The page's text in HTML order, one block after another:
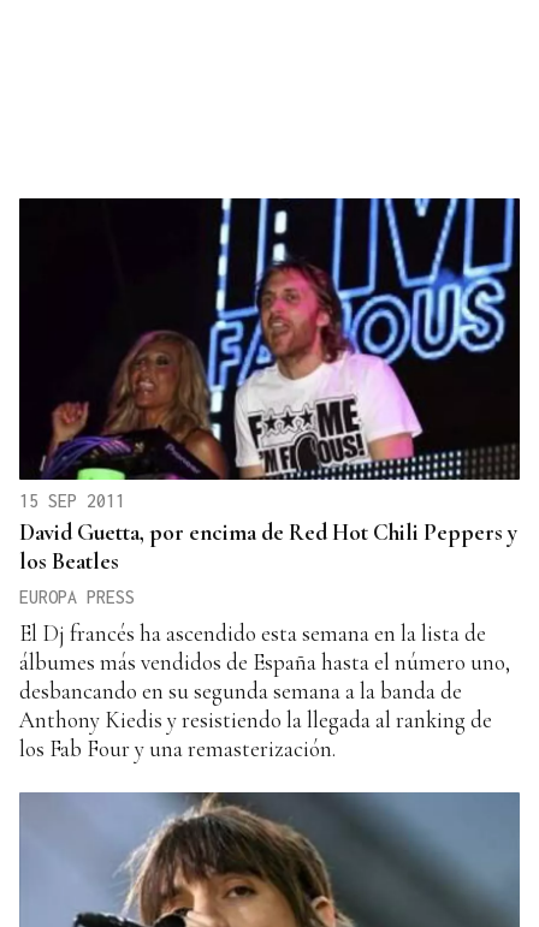
15 SEP 2011
David Guetta, por encima de Red Hot Chili Peppers y
los Beatles
EUROPA PRESS
El Dj francés ha ascendido esta semana en la lista de
álbumes más vendidos de España hasta el número uno,
desbancando en su segunda semana a la banda de
Anthony Kiedis y resistiendo la llegada al ranking de
los Fab Four y una remasterización.